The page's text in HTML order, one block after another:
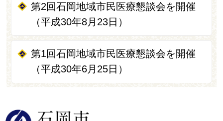
第2回石岡地域市民医療懇談会を開催
（平成30年8月23日）
第1回石岡地域市民医療懇談会を開催
（平成30年6月25日）